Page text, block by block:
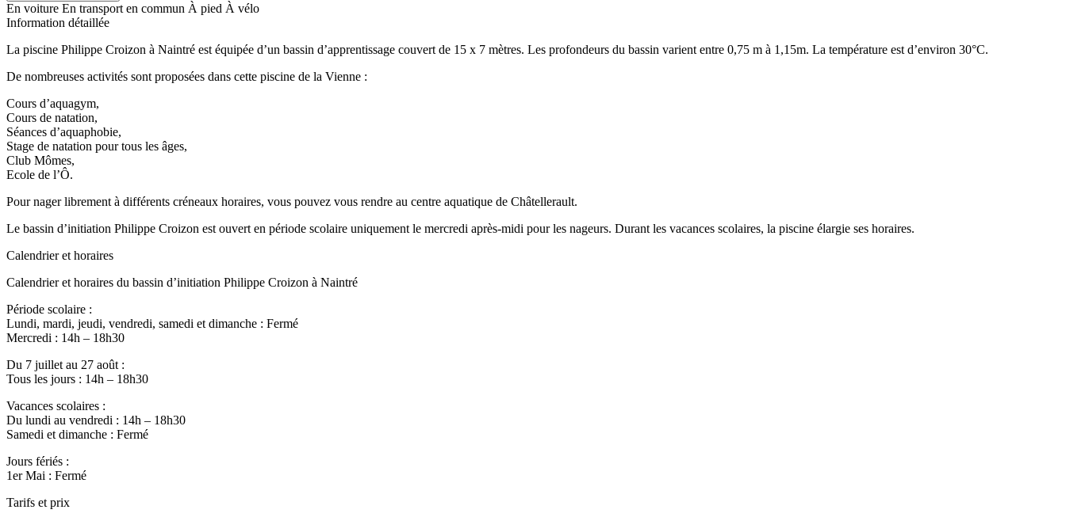
En voiture En transport en commun À pied À vélo
Information détaillée
La piscine Philippe Croizon à Naintré est équipée d’un bassin d’apprentissage couvert de 15 x 7 mètres. Les profondeurs du bassin varient entre 0,75 m à 1,15m. La température est d’environ 30°C.
De nombreuses activités sont proposées dans cette piscine de la Vienne :
Cours d’aquagym,
Cours de natation,
Séances d’aquaphobie,
Stage de natation pour tous les âges,
Club Mômes,
Ecole de l’Ô.
Pour nager librement à différents créneaux horaires, vous pouvez vous rendre au centre aquatique de Châtellerault.
Le bassin d’initiation Philippe Croizon est ouvert en période scolaire uniquement le mercredi après-midi pour les nageurs. Durant les vacances scolaires, la piscine élargie ses horaires.
Calendrier et horaires
Calendrier et horaires du bassin d’initiation Philippe Croizon à Naintré
Période scolaire :
Lundi, mardi, jeudi, vendredi, samedi et dimanche : Fermé
Mercredi : 14h – 18h30
Du 7 juillet au 27 août :
Tous les jours : 14h – 18h30
Vacances scolaires :
Du lundi au vendredi : 14h – 18h30
Samedi et dimanche : Fermé
Jours fériés :
1er Mai : Fermé
Tarifs et prix